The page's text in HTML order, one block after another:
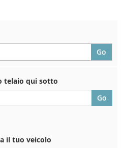
telaio qui sotto
in macchina
il tuo veicolo